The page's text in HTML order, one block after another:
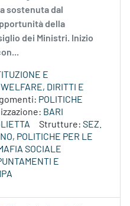
sostenuta dal
della
dei Ministri. Inizio
E
WELFARE, DIRITTI E
POLITICHE
BARI
Strutture: SEZ.
POLITICHE PER LE
SOCIALE
E